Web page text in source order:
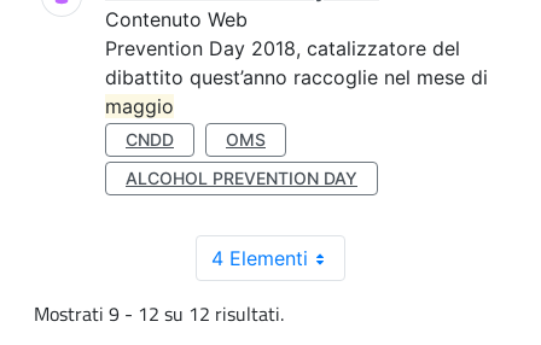
Contenuto Web
Prevention Day 2018, catalizzatore del
dibattito quest’anno raccoglie nel mese di
maggio
CNDD
OMS
ALCOHOL PREVENTION DAY
4 Elementi
Mostrati 9 - 12 su 12 risultati.